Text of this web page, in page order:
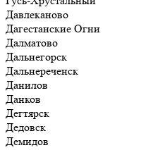
Давлеканово
Дагестанские Огни
Далматово
Дальнегорск
Дальнереченск
Данилов
Данков
Дегтярск
Дедовск
Демидов